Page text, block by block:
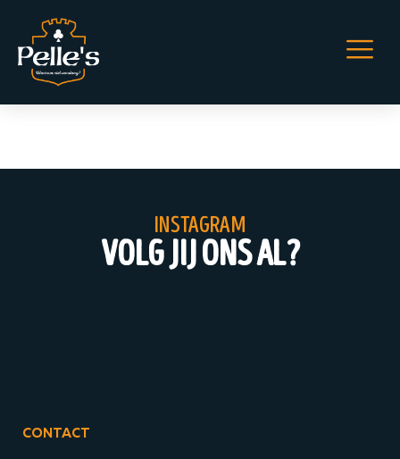
instagram
volg jij ons al?
CONTACT